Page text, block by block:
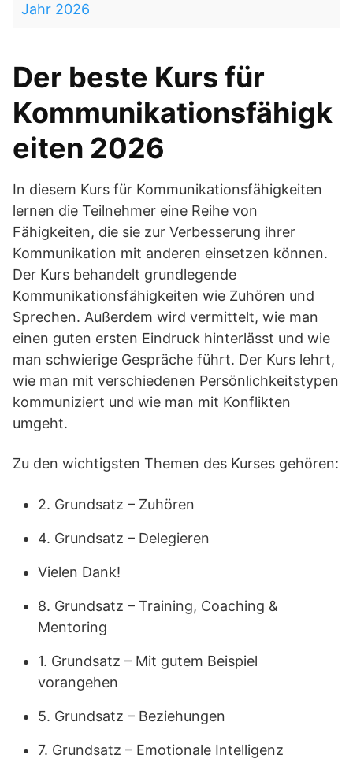
Jahr 2026
Der beste Kurs für
Kommunikationsfähigk
eiten 2026
In diesem Kurs für Kommunikationsfähigkeiten
lernen die Teilnehmer eine Reihe von
Fähigkeiten, die sie zur Verbesserung ihrer
Kommunikation mit anderen einsetzen können.
Der Kurs behandelt grundlegende
Kommunikationsfähigkeiten wie Zuhören und
Sprechen. Außerdem wird vermittelt, wie man
einen guten ersten Eindruck hinterlässt und wie
man schwierige Gespräche führt. Der Kurs lehrt,
wie man mit verschiedenen Persönlichkeitstypen
kommuniziert und wie man mit Konflikten
umgeht.
Zu den wichtigsten Themen des Kurses gehören:
2. Grundsatz – Zuhören
4. Grundsatz – Delegieren
Vielen Dank!
8. Grundsatz – Training, Coaching &
Mentoring
1. Grundsatz – Mit gutem Beispiel
vorangehen
5. Grundsatz – Beziehungen
7. Grundsatz – Emotionale Intelligenz